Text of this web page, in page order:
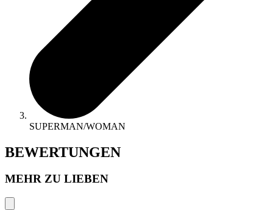
SUPERMAN/WOMAN
BEWERTUNGEN
MEHR ZU LIEBEN